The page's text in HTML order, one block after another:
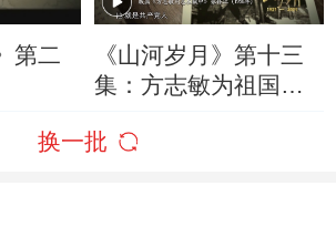
第二
《山河岁月》第十三
集：方志敏为祖国书
美
换一批